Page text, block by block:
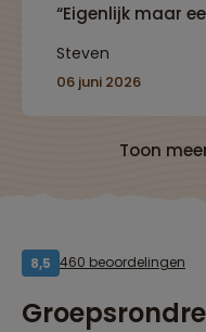
“Eigenlijk maar
Steven
06 juni 2026
Toon
8,5 460 beoordelingen